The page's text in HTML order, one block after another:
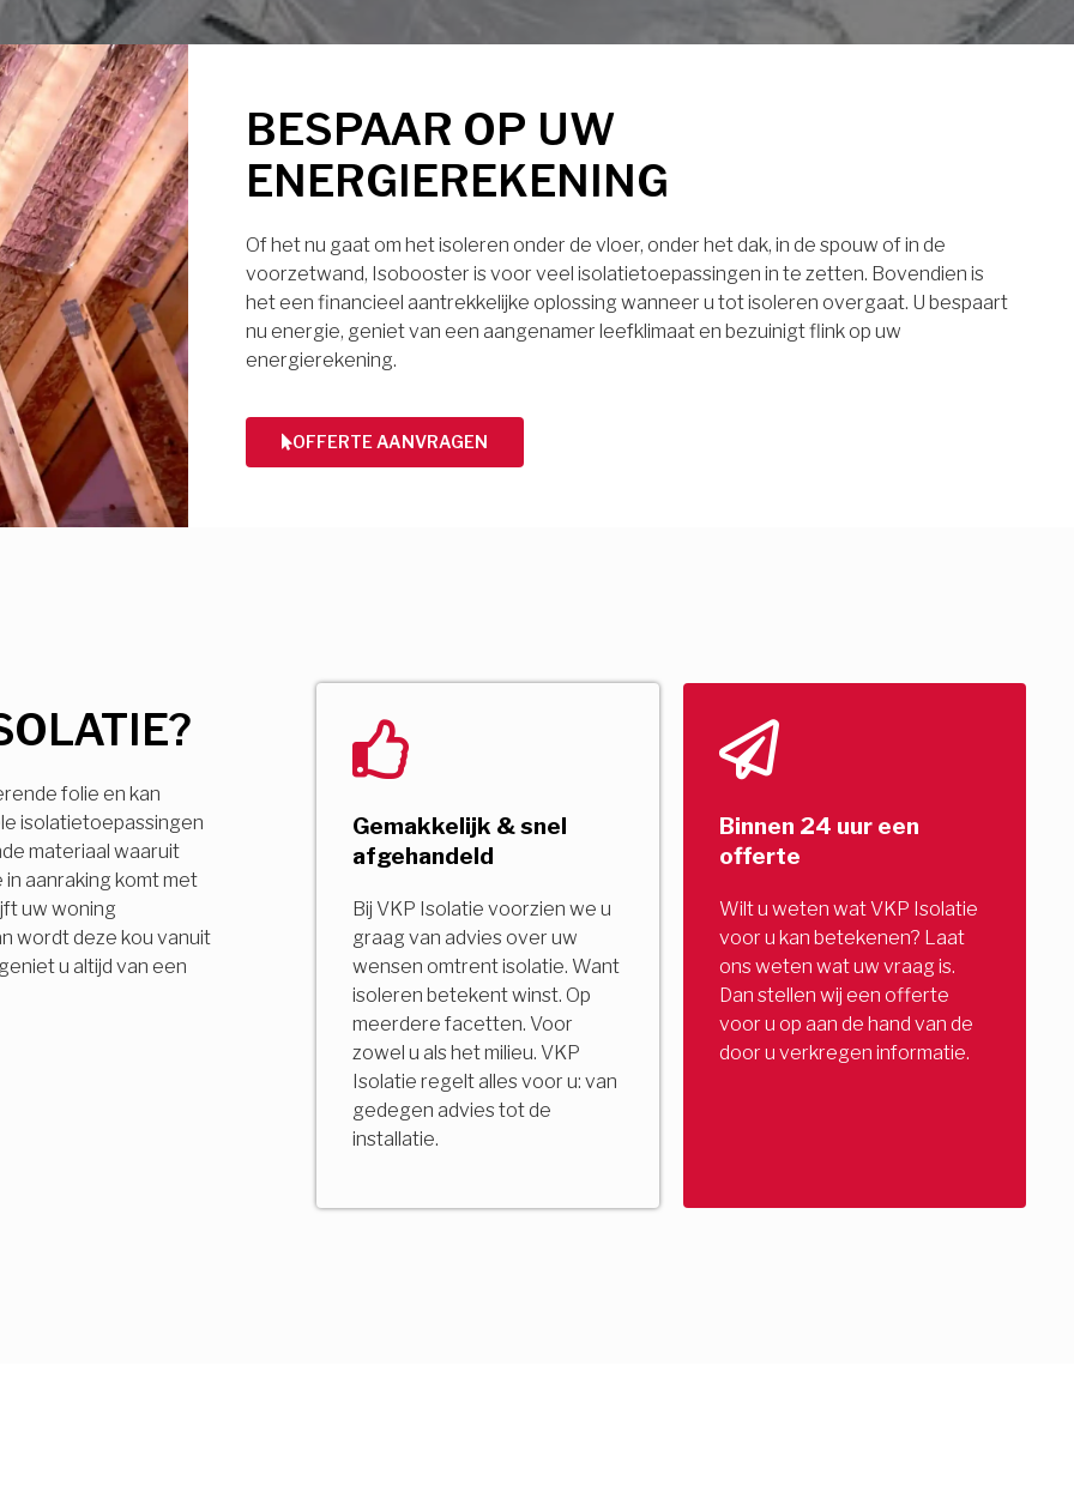
BESPAAR OP UW
ENERGIEREKENING
Of het nu gaat om het isoleren onder de vloer, onder het dak, in de spouw of in de
voorzetwand, Isobooster is voor veel isolatietoepassingen in te zetten. Bovendien is
het een financieel aantrekkelijke oplossing wanneer u tot isoleren overgaat. U bespaart
nu energie, geniet van een aangenamer leefklimaat en bezuinigt flink op uw
energierekening.
OFFERTE AANVRAGEN
folie en kan
isolatietoepassingen
materiaal waaruit
aanraking komt met
uw woning
wordt deze kou vanuit
u altijd van een
Gemakkelijk & snel
afgehandeld
Bij VKP Isolatie voorzien we u
graag van advies over uw
wensen omtrent isolatie. Want
isoleren betekent winst. Op
meerdere facetten. Voor
zowel u als het milieu. VKP
Isolatie regelt alles voor u: van
gedegen advies tot de
installatie.
Binnen 24 uur een
offerte
Wilt u weten wat VKP Isolatie
voor u kan betekenen? Laat
ons weten wat uw vraag is.
Dan stellen wij een offerte
voor u op aan de hand van de
door u verkregen informatie.